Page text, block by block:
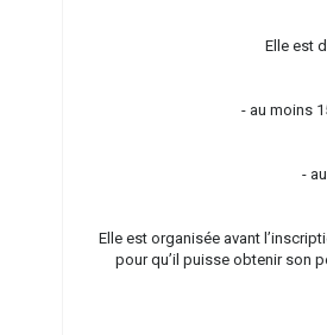
Elle est
- au moins
-
Elle est organisée avant
pour qu’il puisse obtenir son